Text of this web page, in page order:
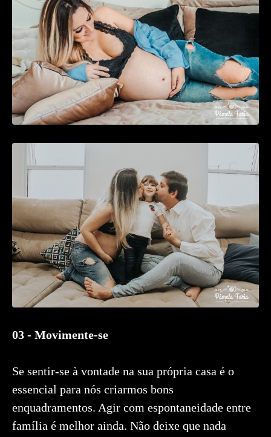
03 - Movimente-se
Se sentir-se à vontade na sua própria casa é o
essencial para nós criarmos bons
enquadramentos. Agir com espontaneidade entre
família é melhor ainda. Não deixe que nada